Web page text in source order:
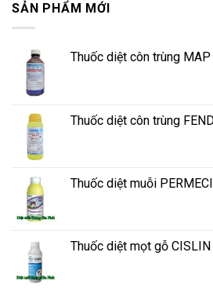
SẢN PHẨM MỚI
Thuốc diệt côn trùng
Thuốc diệt côn trùng
Thuốc diệt muỗi
Thuốc diệt mọt gỗ CISLIN